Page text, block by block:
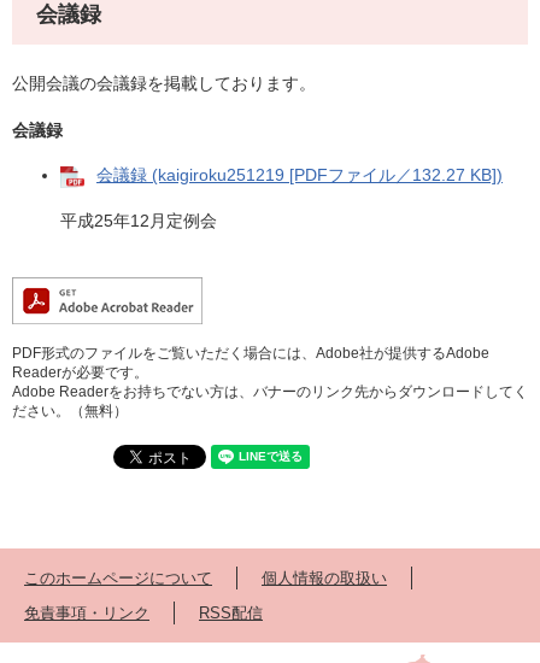
会議録
公開会議の会議録を掲載しております。
会議録
会議録 (kaigiroku251219 [PDFファイル／132.27 KB])
平成25年12月定例会
PDF形式のファイルをご覧いただく場合には、Adobe社が提供するAdobe
Readerが必要です。
Adobe Readerをお持ちでない方は、バナーのリンク先からダウンロードしてく
ださい。（無料）
このホームページについて
個人情報の取扱い
免責事項・リンク
RSS配信